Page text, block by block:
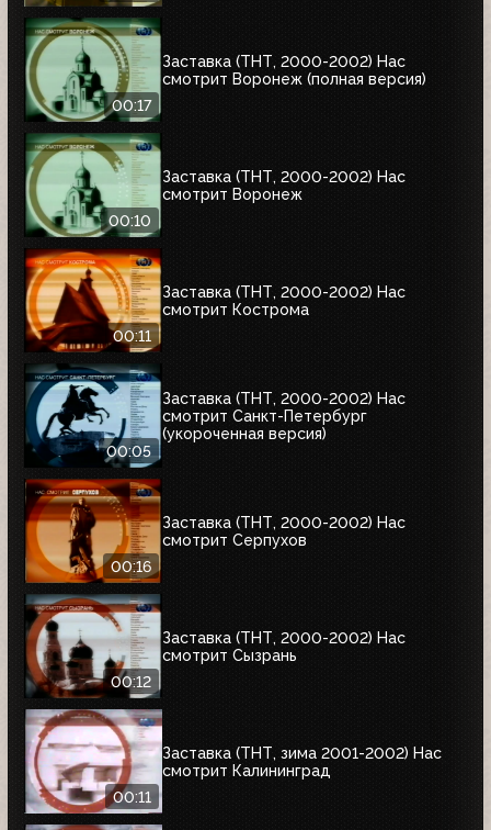
00:17
Заставка (ТНТ, 2000-2002) Нас
смотрит Воронеж (полная версия)
00:10
Заставка (ТНТ, 2000-2002) Нас
смотрит Воронеж
00:11
Заставка (ТНТ, 2000-2002) Нас
смотрит Кострома
00:05
Заставка (ТНТ, 2000-2002) Нас
смотрит Санкт-Петербург
(укороченная версия)
00:16
Заставка (ТНТ, 2000-2002) Нас
смотрит Серпухов
00:12
Заставка (ТНТ, 2000-2002) Нас
смотрит Сызрань
00:11
Заставка (ТНТ, зима 2001-2002) Нас
смотрит Калининград